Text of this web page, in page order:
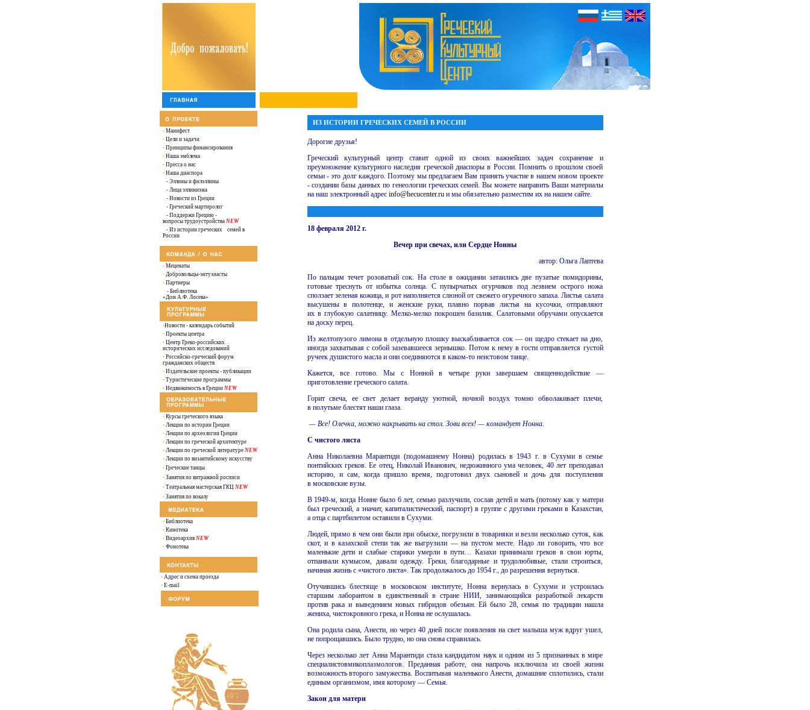
• Манифест
• Цели и задачи
• Принципы финансирования
• Наша эмблема
• Пресса о нас
•Наша диаспора
- Эллины и филэллины
- Лица эллинизма
- Новости из Греции
- Греческий мартиролог
- Поддержи Грецию -
вопросы трудоустройства NEW
- Из истории греческих семей в
России
• Меценаты
• Добровольцы-энтузиасты
• Партнеры
- Библиотека
«Дом А.Ф. Лосева»
•Новости - календарь событий
• Проекты центра
• Центр Греко-российских
исторических исследований
• Российско-греческий форум
гражданских обществ
• Издательские проекты - публикации
• Туристические программы
• Недвижимость в Греции NEW
• Курсы греческого языка
• Лекции по истории Греции
• Лекции по археологии Греции
• Лекции по греческой архитектуре
• Лекции по греческой литературеNEW
• Лекции по византийскому искусству
• Греческие танцы
• Занятия по витражной росписи
• Театральная мастерская ГКЦ NEW
• Занятия по вокалу
• Библиотека
• Кинотека
• Видеоархив NEW
• Фонотека
• Адрес и схема проезда
• E-mail
ИЗ ИСТОРИИ ГРЕЧЕСКИХ СЕМЕЙ В РОССИИ
Дорогие друзья!
Греческий культурный центр ставит одной из своих важнейших задач сохранение и
преумножение культурного наследия греческой диаспоры в России. Помнить о прошлом своей
семьи - это долг каждого. Поэтому мы предлагаем Вам принять участие в нашем новом проекте
- создании базы данных по генеологии греческих семей. Вы можете направить Ваши материалы
на наш электронный адрес info@hecucenter.ruи мы обязательно разместим их на нашем сайте.
18 февраля 2012 г.
Вечер при свечах, или Сердце Нонны
автор: Ольга Лаптева
По пальцам течет розоватый сок. На столе в ожидании затаились две пузатые помидорины,
готовые треснуть от избытка солнца. С пупырчатых огурчиков под лезвием острого ножа
сползает зеленая кожица, и рот наполняется слюной от свежего огуречного запаха. Листья салата
высушены в полотенце, и женские руки, плавно порвав листья на кусочки, отправляют
их в глубокую салатницу. Мелко-мелко покрошен базилик. Салатовыми обручами опускается
на доску перец.
Из желтопузого лимона в отдельную плошку выскабливается сок — он щедро стекает на дно,
иногда захватывая с собой зазевавшееся зернышко. Потом к нему в гости отправляется густой
ручеек душистого масла и они соединяются в каком-то неистовом танце.
Кажется, все готово. Мы с Нонной в четыре руки завершаем священнодействие —
приготовление греческого салата.
Горит свеча, ее свет делает веранду уютной, ночной воздух томно обволакивает плечи,
в полутьме блестят наши глаза.
— Все! Олечка, можно накрывать на стол. Зови всех! — командует Нонна.
С чистого листа
Анна Николаевна Марантиди (подомашнему Нонна) родилась в 1943 г. в Сухуми в семье
понтийских греков. Ее отец, Николай Иванович, недюжинного ума человек, 40 лет преподавал
историю, и сам, когда пришло время, подготовил двух сыновей и дочь для поступления
в московские вузы.
В 1949-м, когда Нонне было 6 лет, семью разлучили, сослав детей и мать (потому как у матери
был греческий, а значит, капиталистический, паспорт) в группе с другими греками в Казахстан,
а отца с партбилетом оставили в Сухуми.
Людей, прямо в чем они были при обыске, погрузили в товарняки и везли несколько суток, как
скот, и в казахской степи так же выгрузили — на пустом месте. Надо ли говорить, что все
маленькие дети и слабые старики умерли в пути… Казахи принимали греков в свои юрты,
отпаивали кумысом, давали одежду. Греки, благодарные и трудолюбивые, стали строиться,
начиная жизнь с «чистого листа». Так продолжалось до 1954 г., до разрешения вернуться.
Отучившись блестяще в московском институте, Нонна вернулась в Сухуми и устроилась
старшим лаборантом в единственный в стране НИИ, занимающийся разработкой лекарств
против рака и выведением новых гибридов обезьян. Ей было 28, семья по традиции нашла
жениха, чистокровного грека, и Нонна не ослушалась.
Она родила сына, Анести, но через 40 дней после появления на свет малыша муж вдруг ушел,
не попрощавшись. Было трудно, но она снова справилась.
Через несколько лет Анна Марантиди стала кандидатом наук и одним из 5 признанных в мире
специалистовмикоплазмологов. Преданная работе, она напрочь исключила из своей жизни
возможность второго замужества. Воспитывая маленького Анести, домашние сплотились, стали
единым организмом, имя которому — Семья.
Закон для матери